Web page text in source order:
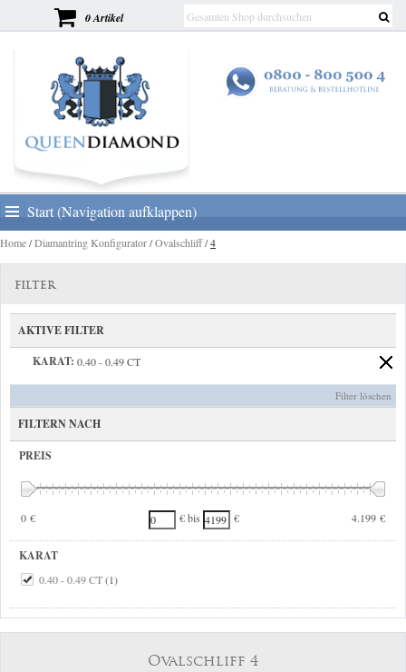
0 Artikel
Start (Navigation aufklappen)
Home/Diamantring Konfigurator/Ovalschliff/4
FILTER
AKTIVE FILTER
KARAT: 0.40 - 0.49 CT
Filter löschen
FILTERN NACH
PREIS
0 € 4.199 €
€ bis €
KARAT
0.40 - 0.49 CT(1)
Ovalschliff 4